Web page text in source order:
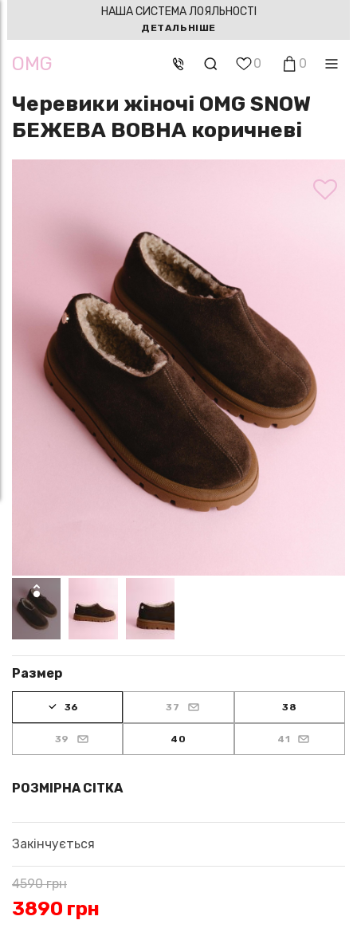
НАША СИСТЕМА ЛОЯЛЬНОСТІ
ДЕТАЛЬНІШЕ
OMG 0 0
Черевики жіночі OMG SNOW
БЕЖЕВА ВОВНА коричневі
Размер
36 37 38
39 40 41
РОЗМІРНА СІТКА
Закінчується
4590грн
3890 грн